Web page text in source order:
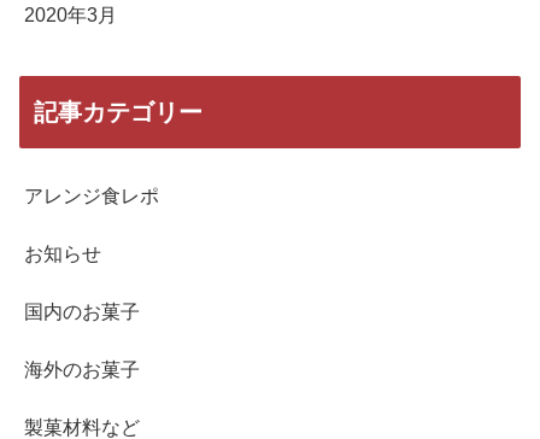
2020年3月
記事カテゴリー
アレンジ食レポ
お知らせ
国内のお菓子
海外のお菓子
製菓材料など